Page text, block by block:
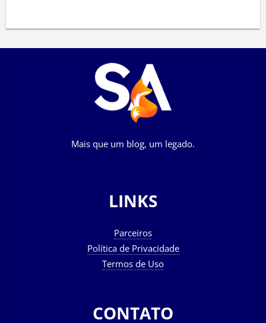
Mais que um blog, um legado.
LINKS
Parceiros
Política de Privacidade
Termos de Uso
CONTATO